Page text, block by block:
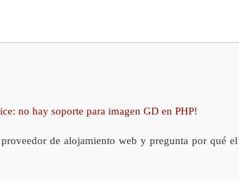
no hay soporte para imagen GD en PHP!
de alojamiento web y pregunta por qué